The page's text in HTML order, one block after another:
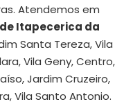
Atendemos em
Itapecerica da
Santa Tereza, Vila
Vila Geny, Centro,
Jardim Cruzeiro,
Vila Santo Antonio.